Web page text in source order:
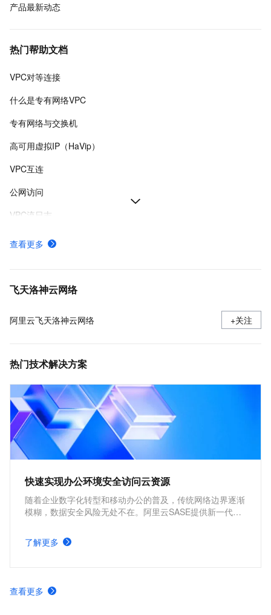
产品最新动态
热门帮助文档
VPC对等连接
什么是专有网络VPC
专有网络与交换机
高可用虚拟IP（HaVip）
VPC互连
公网访问
VPC流日志
VPC路由表
IPv4网关
查看更多
飞天洛神云网络
阿里云飞天洛神云网络 +关注
热门技术解决方案
快速实现办公环境安全访问云资源
随着企业数字化转型和移动办公的普及，传统网络边界逐渐
模糊，数据安全风险无处不在。阿里云SASE提供新一代云
胁。帮助企业快速、安全地访问云上资源，构筑“零信任”安
全底座，保障业务创新无忧。
了解更多
查看更多